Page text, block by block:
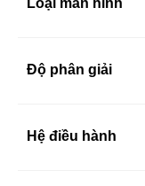
Độ phân giải
Hệ điều hành